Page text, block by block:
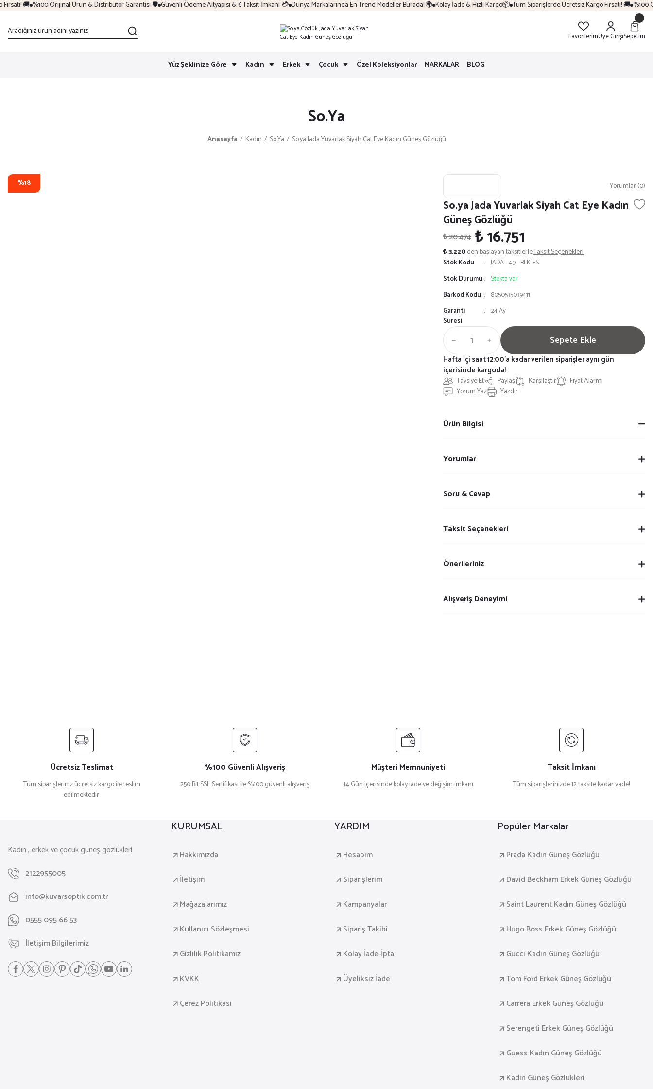
🚚 %100 Orijinal Ürün & Distribütör Garantisi 🛡️ Güvenli Ödeme Altyapısı & 6 Taksit İmkanı 💳 Dünya Markalarında En Trend Modeller Burada! 🌍 Kolay İade & Hızlı Kargo📦 Tüm Siparişlerde Ücretsiz Kargo Fırsatı! 🚚 %100
FavorilerimÜye GirişiSepetim
Yüz Şeklinize Göre Kadın Erkek Çocuk Özel Koleksiyonlar MARKALAR BLOG
So.Ya
Anasayfa Kadın So.Ya So.ya Jada Yuvarlak Siyah Cat Eye Kadın Güneş Gözlüğü
%18 Yorumlar (0)
So.ya Jada Yuvarlak Siyah Cat Eye Kadın
Güneş Gözlüğü
₺ 20.474 ₺ 16.751
₺ 3.220den başlayan taksitlerle!Taksit Seçenekleri
Stok Kodu
JADA - 49 - BLK-FS
Stok Durumu
Stokta var
Barkod Kodu
8050535039411
Garanti
Süresi
24 Ay
Sepete Ekle
Tavsiye Et Paylaş Karşılaştır
Fiyat Alarmı
Yorum Yaz
Yazdır
Hafta içi saat 12:00'a kadar verilen siparişler aynı gün
içerisinde kargoda!
Ürün Bilgisi
Yorumlar
Soru & Cevap
Taksit Seçenekleri
Önerileriniz
Alışveriş Deneyimi
Ücretsiz Teslimat
Tüm siparişleriniz ücretsiz kargo ile teslim
edilmektedir.
%100 Güvenli Alışveriş
250 Bit SSL Sertifikası ile %100 güvenli alışveriş
Müşteri Memnuniyeti
14 Gün içerisinde kolay iade ve değişim imkanı
Taksit İmkanı
Tüm siparişlerinizde 12 taksite kadar vade!
Kadın , erkek ve çocuk güneş gözlükleri
2122955005
info@kuvarsoptik.com.tr
0555 095 66 53
İletişim Bilgilerimiz
KURUMSAL
Hakkımızda
İletişim
Mağazalarımız
Kullanıcı Sözleşmesi
Gizlilik Politikamız
KVKK
Çerez Politikası
YARDIM
Hesabım
Siparişlerim
Kampanyalar
Sipariş Takibi
Kolay İade-İptal
Üyeliksiz İade
Popüler Markalar
Prada Kadın Güneş Gözlüğü
David Beckham Erkek Güneş Gözlüğü
Saint Laurent Kadın Güneş Gözlüğü
Hugo Boss Erkek Güneş Gözlüğü
Gucci Kadın Güneş Gözlüğü
Tom Ford Erkek Güneş Gözlüğü
Carrera Erkek Güneş Gözlüğü
Serengeti Erkek Güneş Gözlüğü
Guess Kadın Güneş Gözlüğü
Kadın Güneş Gözlükleri